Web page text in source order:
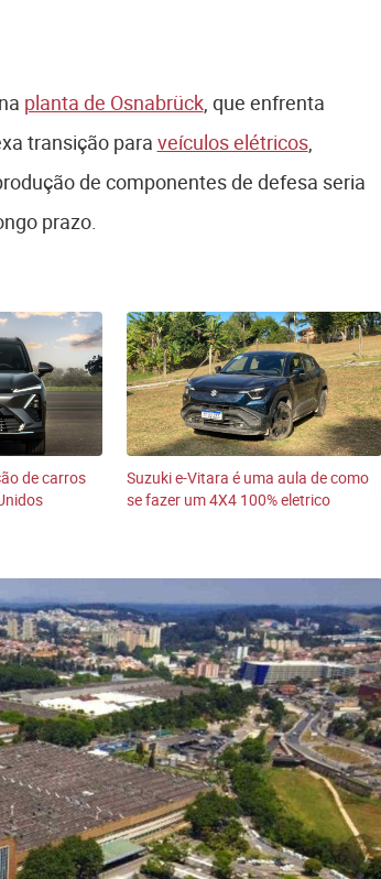
planta de Osnabrück, que enfrenta
transição para veículos elétricos,
de componentes de defesa seria
prazo.
de carros
Suzuki e-Vitara é uma aula de como
se fazer um 4X4 100% eletrico